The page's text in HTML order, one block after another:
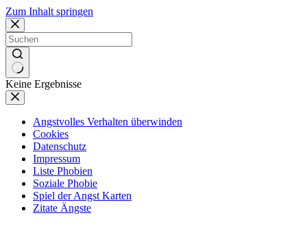
Zum Inhalt springen
Keine Ergebnisse
Angstvolles Verhalten überwinden
Cookies
Datenschutz
Impressum
Liste Phobien
Soziale Phobie
Spiel der Angst Karten
Zitate Ängste